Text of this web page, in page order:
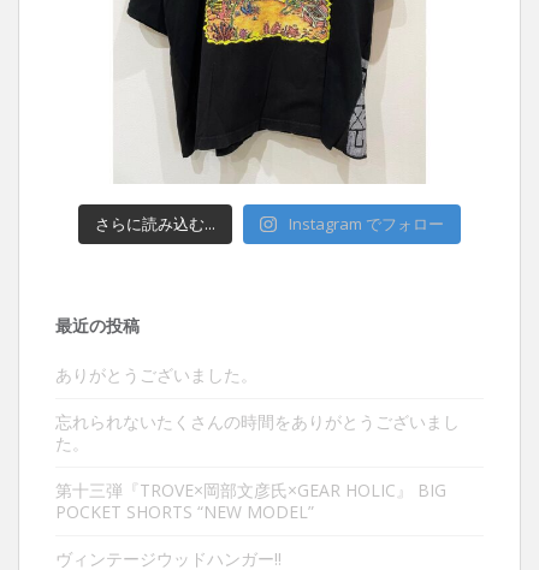
さらに読み込む... Instagram でフォロー
最近の投稿
ありがとうございました。
忘れられないたくさんの時間をありがとうございまし
た。
第十三弾『TROVE×岡部文彦氏×GEAR HOLIC』 BIG
POCKET SHORTS “NEW MODEL”
ヴィンテージウッドハンガー‼︎